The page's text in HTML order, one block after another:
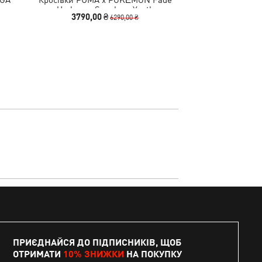
Umbreon Sneakers Youth
3790,00 ₴6290,00 ₴
ПРИЄДНАЙСЯ ДО ПІДПИСНИКІВ, ЩОБ
ОТРИМАТИ 10% ЗНИЖКИ НА ПОКУПКУ